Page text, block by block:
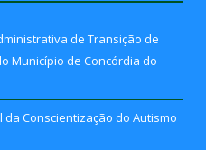
de Transição de
Município de Concórdia do
Conscientização do Autismo